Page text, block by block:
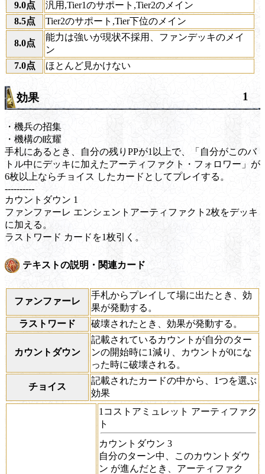
9.0点
汎用,Tier1のサポート,Tier2のメイン
8.5点
Tier2のサポート,Tier下位のメイン
8.0点
能力は強いが現状不採用、ファンデッキのメイ
ン
7.0点
ほとんど見かけない
効果 1
・機兵の招集
・機構の眩耀
手札にあるとき、自分の残りPPが1以上で、「自分がこのバ
トル中にデッキに加えたアーティファクト・フォロワー」が
6枚以上ならチョイス したカードとしてプレイする。
----------
カウントダウン 1
ファンファーレ エンシェントアーティファクト2枚をデッキ
に加える。
ラストワード カードを1枚引く。
テキストの説明・関連カード
ファンファーレ
手札からプレイして場に出たとき、効
果が発動する。
ラストワード
破壊されたとき、効果が発動する。
カウントダウン
記載されているカウントが自分のター
ンの開始時に1減り、カウントが0にな
った時に破壊される。
チョイス
記載されたカードの中から、1つを選ぶ
効果
1コストアミュレット アーティファク
ト
カウントダウン 3
自分のターン中、このカウントダウ
ン が進んだとき、アーティファク